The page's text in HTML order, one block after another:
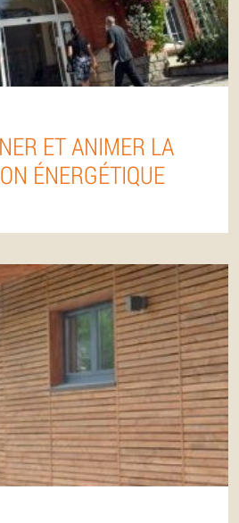
ET ANIMER LA
ÉNERGÉTIQUE